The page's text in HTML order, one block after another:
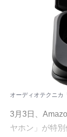
オーディオテクニカ
3月3日、
ヤホン」が特